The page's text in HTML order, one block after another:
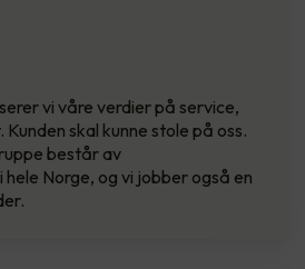
vi våre verdier på service,
skal kunne stole på oss.
består av
Norge, og vi jobber også en